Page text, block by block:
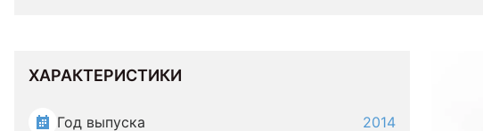
ХАРАКТЕРИСТИКИ
Год выпуска 2014